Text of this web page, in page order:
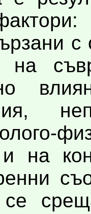
на
се